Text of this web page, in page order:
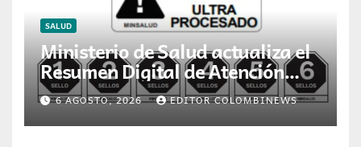
SALUD
Ministerio de Salud actualiza el
Resumen Digital de Atención
para la dispensación de
medicamentos en Colombia
6 AGOSTO, 2026 EDITOR COLOMBINEWS